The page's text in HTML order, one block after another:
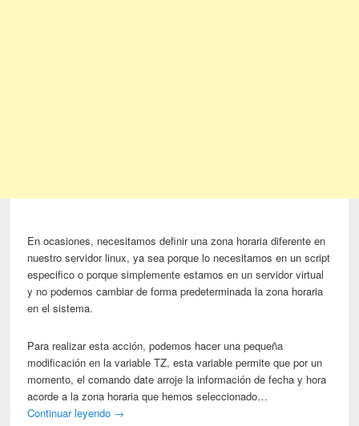
En ocasiones, necesitamos definir una zona horaria diferente en
nuestro servidor linux, ya sea porque lo necesitamos en un script
especifico o porque simplemente estamos en un servidor virtual
y no podemos cambiar de forma predeterminada la zona horaria
en el sistema.
Para realizar esta acción, podemos hacer una pequeña
modificación en la variable TZ, esta variable permite que por un
momento, el comando date arroje la información de fecha y hora
acorde a la zona horaria que hemos seleccionado…
Continuar leyendo →